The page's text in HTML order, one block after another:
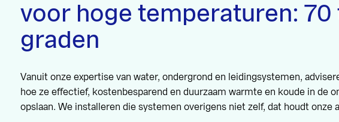
voor hoge temperaturen: 70
graden
Vanuit onze expertise van water, ondergrond en leidingsystemen,
hoe ze effectief, kostenbesparend en duurzaam warmte en koude in de
opslaan. We installeren die systemen overigens niet zelf, dat houdt onze